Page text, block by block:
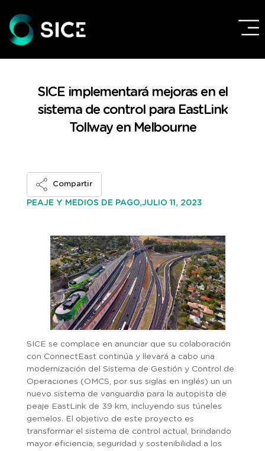
SICE implementará mejoras en el
sistema de control para EastLink
Tollway en Melbourne
PEAJE Y MEDIOS DE PAGO,JULIO 11, 2023
Compartir
SICE se complace en anunciar que su colaboración
con ConnectEast continúa y llevará a cabo una
modernización del Sistema de Gestión y Control de
Operaciones (OMCS, por sus siglas en inglés) un un
nuevo sistema de vanguardia para la autopista de
peaje EastLink de 39 km, incluyendo sus túneles
gemelos. El objetivo de este proyecto es
transformar el sistema de control actual, brindando
mayor eficiencia, seguridad y sostenibilidad a los